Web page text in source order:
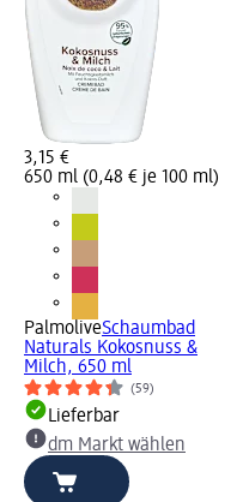
3,15 €
650 ml (0,48 € je 100 ml)
PalmoliveSchaumbad
Naturals Kokosnuss &
Milch, 650 ml
(59)
Lieferbar
dm Markt wählen